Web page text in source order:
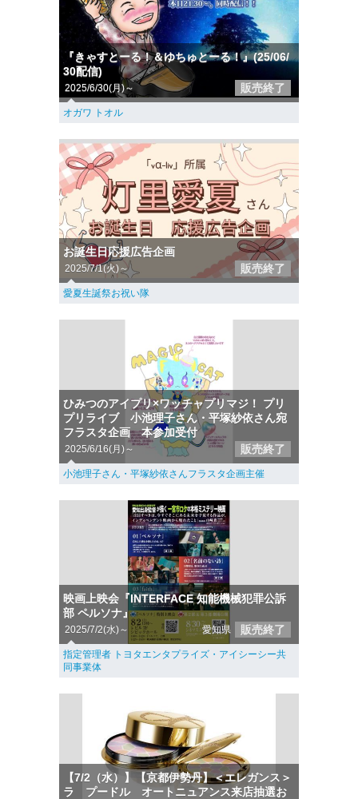
『きゃすとーる！＆ゆちゅとーる！』(25/06/
30配信)
2025/6/30(月)～ 販売終了
オガワ トオル
お誕生日応援広告企画
2025/7/1(火)～ 販売終了
愛夏生誕祭お祝い隊
ひみつのアイプリ×ワッチャプリマジ！ プリ
プリライブ 小池理子さん・平塚紗依さん宛
フラスタ企画 本参加受付
2025/6/16(月)～ 販売終了
小池理子さん・平塚紗依さんフラスタ企画主催
映画上映会『INTERFACE 知能機械犯罪公訴
部 ペルソナ』
2025/7/2(水)～ 愛知県 販売終了
指定管理者 トヨタエンタプライズ・アイシーシー共
同事業体
【7/2（水）】【京都伊勢丹】＜エレガンス＞
ラ プードル オートニュアンス来店抽選お